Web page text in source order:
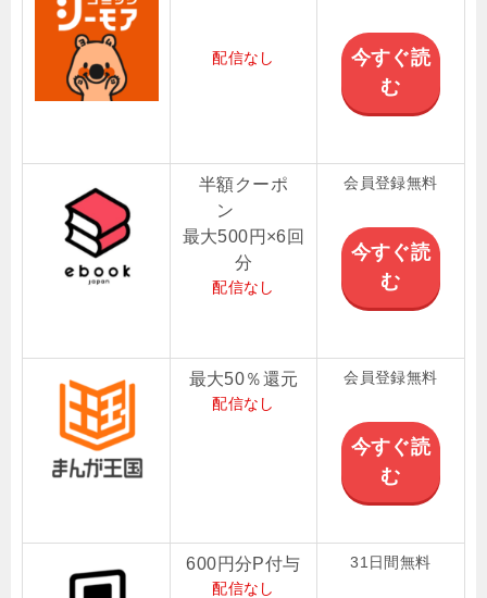
配信なし
今すぐ読
む
半額クーポ
ン
最大500円×6回
分
配信なし
会員登録無料
今すぐ読
む
最大50％還元
配信なし
会員登録無料
今すぐ読
む
600円分P付与
配信なし
31日間無料